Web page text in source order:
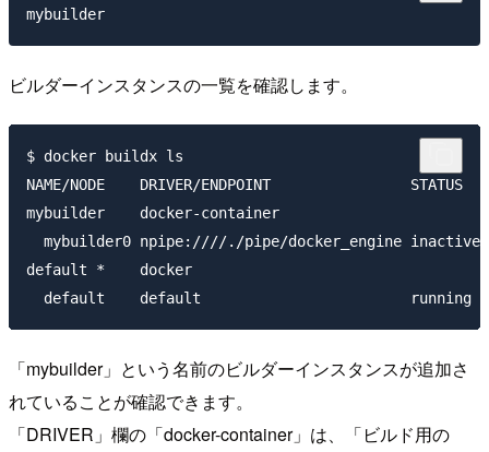
ビルダーインスタンスの一覧を確認します。
$ docker buildx ls
NAME/NODE    DRIVER/ENDPOINT                STATUS
mybuilder    docker-container
  mybuilder0 npipe:////./pipe/docker_engine inactive
default *    docker
「mybuilder」という名前のビルダーインスタンスが追加さ
れていることが確認できます。
「DRIVER」欄の「docker-container」は、「ビルド用の